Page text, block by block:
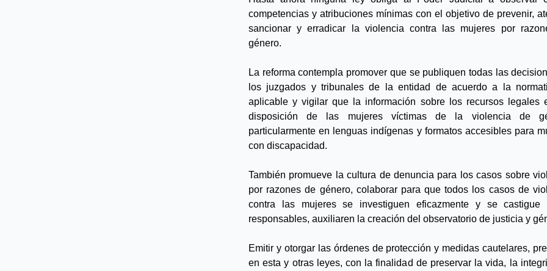
competencias y atribuciones mínimas con el objetivo de prevenir,
sancionar y erradicar la violencia contra las mujeres por
género.
La reforma contempla promover que se publiquen todas las
los juzgados y tribunales de la entidad de acuerdo a la
aplicable y vigilar que la información sobre los recursos legales
disposición de las mujeres víctimas de la violencia de
particularmente en lenguas indígenas y formatos accesibles para
con discapacidad.
También promueve la cultura de denuncia para los casos sobre
por razones de género, colaborar para que todos los casos de
contra las mujeres se investiguen eficazmente y se
responsables, auxiliaren la creación del observatorio de justicia y
Emitir y otorgar las órdenes de protección y medidas cautelares,
en esta y otras leyes, con la finalidad de preservar la vida, la